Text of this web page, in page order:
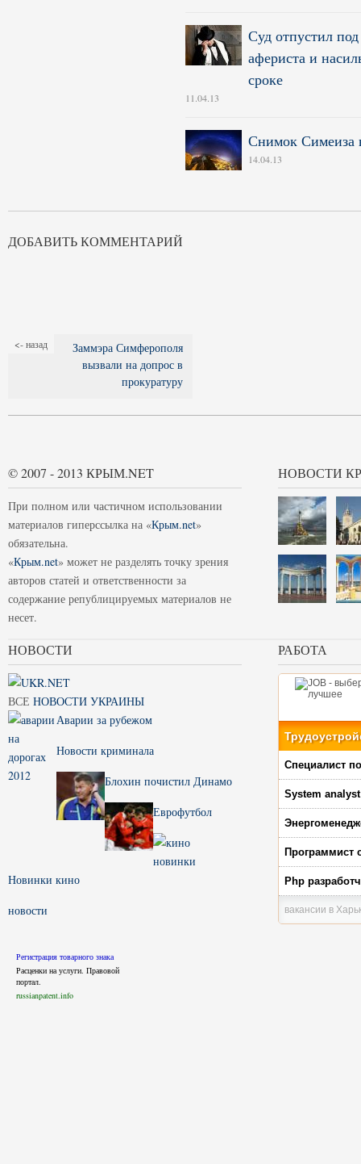
Суд отпустил под
афериста и
сроке
11.04.13
Снимок Симеиза
14.04.13
ДОБАВИТЬ КОММЕНТАРИЙ
<- назад
Заммэра Симферополя
вызвали на допрос в
прокуратуру
© 2007 - 2013 КРЫМ.NET
При полном или частичном использовании
материалов гиперссылка на «Крым.net»
обязательна.
«Крым.net» может не разделять точку зрения
авторов статей и ответственности за
содержание републицируемых материалов не
несет.
НОВОСТИ
НОВОСТИ
ВСЕ НОВОСТИ УКРАИНЫ
Аварии за рубежом
Новости криминала
Блохин почистил Динамо
Еврофутбол
Новинки кино
новости
РАБОТА
Специалист
System analyst
Программист
Php
вакансии в
Регистрация товарного знака
Расценки на услуги. Правовой
портал.
russianpatent.info